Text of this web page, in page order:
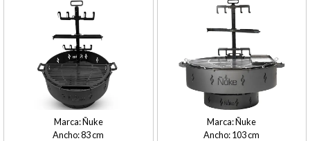
Ñuke
83
Ñuke
103